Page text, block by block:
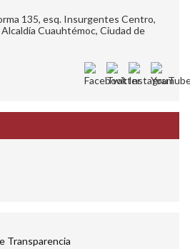
135, esq. Insurgentes Centro,
Cuauhtémoc, Ciudad de